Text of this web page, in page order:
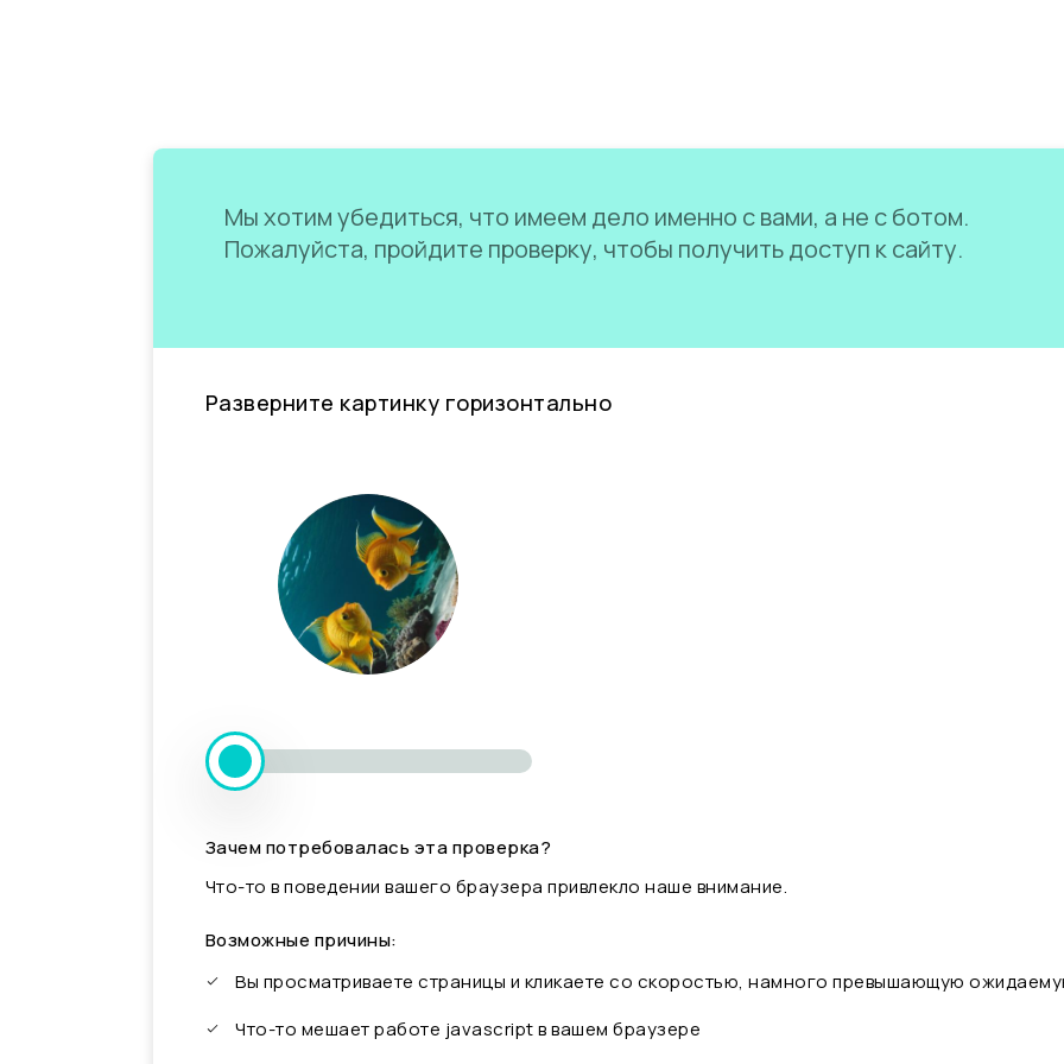
Мы хотим убедиться, что имеем дело именно с вами, а не с ботом.
Пожалуйста, пройдите проверку, чтобы получить доступ к сайту.
Разверните картинку горизонтально
Зачем потребовалась эта проверка?
Что-то в поведении вашего браузера привлекло наше внимание.
Возможные причины:
Вы просматриваете страницы и кликаете со скоростью, намного превышающую
Что-то мешает работе javascript в вашем браузере